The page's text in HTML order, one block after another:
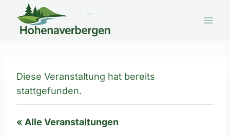
Inhalt
springen
Diese Veranstaltung hat bereits
stattgefunden.
« Alle Veranstaltungen